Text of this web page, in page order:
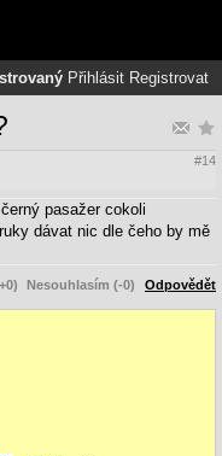
Přihlásit Registrovat
#14
pasažer cokoli
dávat nic dle čeho by mě
Nesouhlasím (-0) Odpovědět